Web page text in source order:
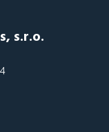
s.r.o.